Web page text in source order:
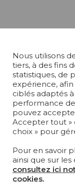
Nous utilisons
tiers, à des fins
statistiques, de
expérience,
ciblés adaptés
performance
pouvez
Accepter tout »
choix » pour
Pour en savoir
ainsi que sur
consultez ici
cookies.